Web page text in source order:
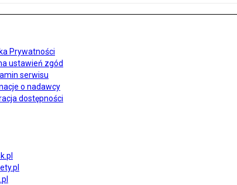
Prywatności
ustawień zgód
serwisu
o nadawcy
dostępności